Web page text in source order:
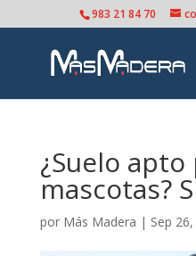
983 21 84 70
¿Suelo apto
mascotas?
por Más Madera | Sep